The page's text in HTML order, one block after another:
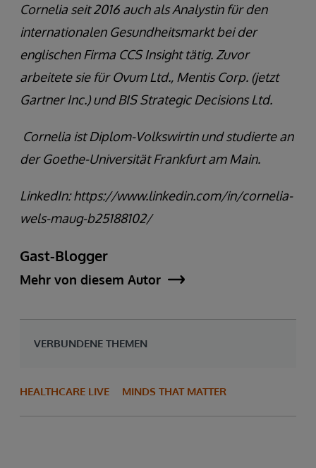
Cornelia seit 2016 auch als Analystin für den
internationalen Gesundheitsmarkt bei der
englischen Firma CCS Insight tätig. Zuvor
arbeitete sie für Ovum Ltd., Mentis Corp. (jetzt
Gartner Inc.) und BIS Strategic Decisions Ltd.
Cornelia ist Diplom-Volkswirtin und studierte an
der Goethe-Universität Frankfurt am Main.
LinkedIn: https://www.linkedin.com/in/cornelia-
wels-maug-b25188102/
Gast-Blogger
Mehr von diesem Autor
VERBUNDENE THEMEN
HEALTHCARE LIVE MINDS THAT MATTER